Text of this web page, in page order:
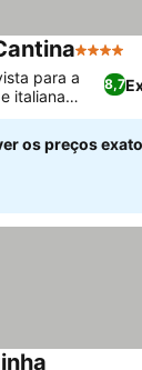
4
8,7
para a
italiana
os preços